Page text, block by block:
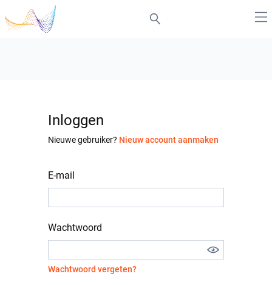
Inloggen
Nieuwe gebruiker? Nieuw account aanmaken
E-mail
Wachtwoord
Wachtwoord vergeten?